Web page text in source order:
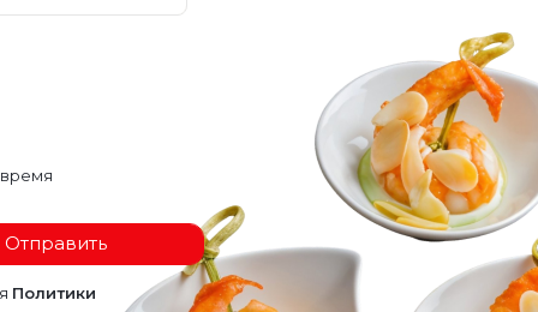
Отправить
Политики